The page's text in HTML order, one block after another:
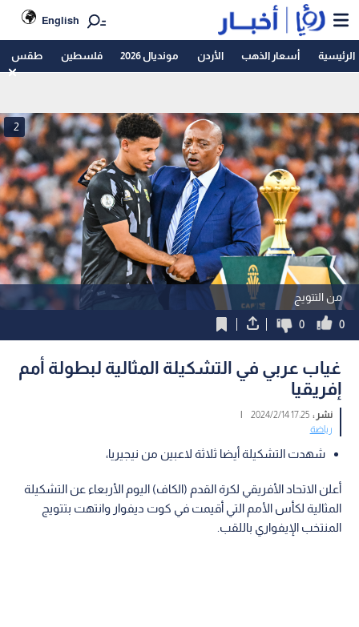
English
الرئيسية أسعار الذهب الأردن مونديال 2026 فلسطين طقس
من التتويج
2
0
0
غياب عربي في التشكيلة المثالية لبطولة أمم
إفريقيا
نشر :17:25 2024/2/14
|
رياضة
شهدت التشكيلة أيضا ثلاثة لاعبين من نيجيريا،
أعلن الاتحاد الأفريقي لكرة القدم (الكاف) اليوم الأربعاء عن التشكيلة
المثالية لكأس الأمم التي أقيمت في كوت ديفوار وانتهت بتتويج
المنتخب الإيفواري باللقب.